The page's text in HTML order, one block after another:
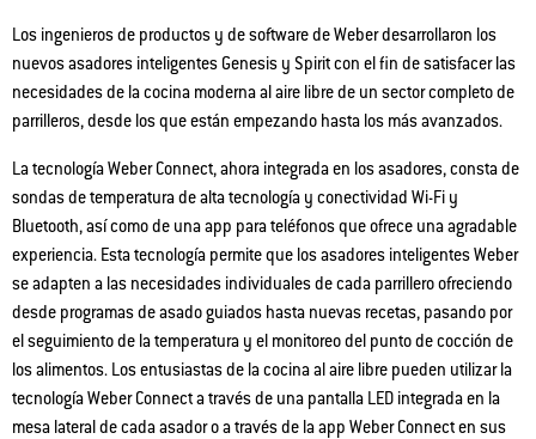
Los ingenieros de productos y de software de Weber desarrollaron los
nuevos asadores inteligentes Genesis y Spirit con el fin de satisfacer las
necesidades de la cocina moderna al aire libre de un sector completo de
parrilleros, desde los que están empezando hasta los más avanzados.
La tecnología Weber Connect, ahora integrada en los asadores, consta de
sondas de temperatura de alta tecnología y conectividad Wi-Fi y
Bluetooth, así como de una app para teléfonos que ofrece una agradable
experiencia. Esta tecnología permite que los asadores inteligentes Weber
se adapten a las necesidades individuales de cada parrillero ofreciendo
desde programas de asado guiados hasta nuevas recetas, pasando por
el seguimiento de la temperatura y el monitoreo del punto de cocción de
los alimentos. Los entusiastas de la cocina al aire libre pueden utilizar la
tecnología Weber Connect a través de una pantalla LED integrada en la
mesa lateral de cada asador o a través de la app Weber Connect en sus